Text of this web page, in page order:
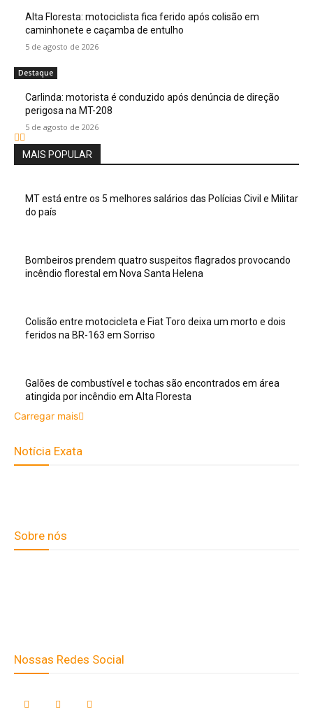
Alta Floresta: motociclista fica ferido após colisão em
caminhonete e caçamba de entulho
5 de agosto de 2026
Destaque
Carlinda: motorista é conduzido após denúncia de direção
perigosa na MT-208
5 de agosto de 2026
MAIS POPULAR
MT está entre os 5 melhores salários das Polícias Civil e Militar
do país
Bombeiros prendem quatro suspeitos flagrados provocando
incêndio florestal em Nova Santa Helena
Colisão entre motocicleta e Fiat Toro deixa um morto e dois
feridos na BR-163 em Sorriso
Galões de combustível e tochas são encontrados em área
atingida por incêndio em Alta Floresta
Carregar mais
Notícia Exata
Sobre nós
Nossas Redes Social